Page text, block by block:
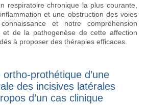
respiratoire chronique la plus courante,
et une obstruction des voies
et notre compréhension
et de la pathogenèse de cette affection
à proposer des thérapies efficaces.
prothétique d’une
des incisives latérales
d’un cas clinique